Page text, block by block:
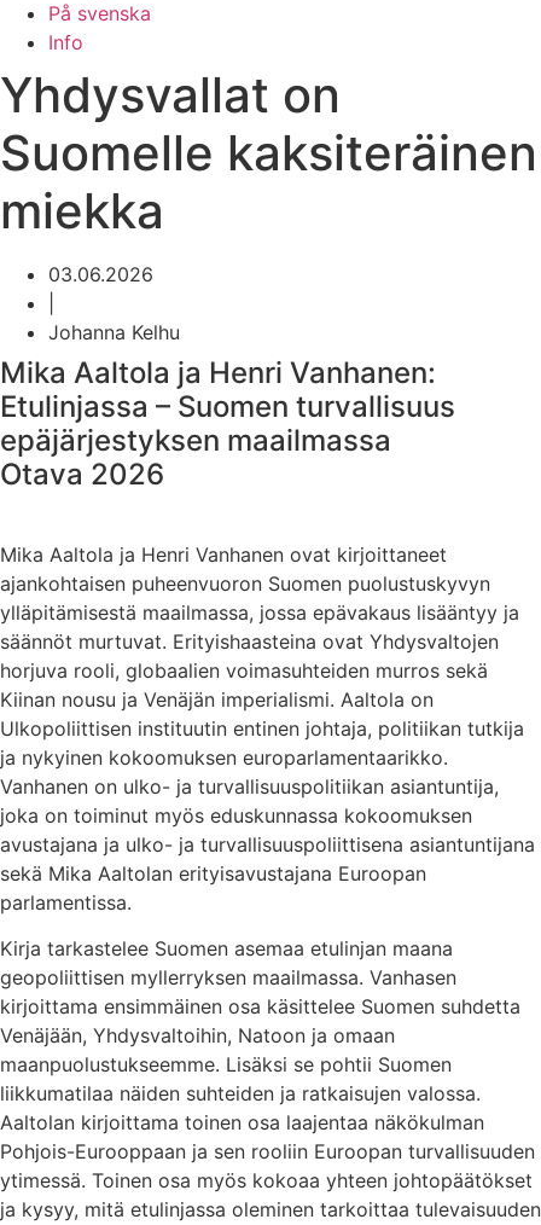
På svenska
Info
Yhdysvallat on
Suomelle kaksiteräinen
miekka
03.06.2026
Johanna Kelhu
Mika Aaltola ja Henri Vanhanen:
Etulinjassa – Suomen turvallisuus
epäjärjestyksen maailmassa
Otava 2026
Mika Aaltola ja Henri Vanhanen ovat kirjoittaneet
ajankohtaisen puheenvuoron Suomen puolustuskyvyn
ylläpitämisestä maailmassa, jossa epävakaus lisääntyy ja
säännöt murtuvat. Erityishaasteina ovat Yhdysvaltojen
horjuva rooli, globaalien voimasuhteiden murros sekä
Kiinan nousu ja Venäjän imperialismi. Aaltola on
Ulkopoliittisen instituutin entinen johtaja, politiikan tutkija
ja nykyinen kokoomuksen europarlamentaarikko.
Vanhanen on ulko- ja turvallisuuspolitiikan asiantuntija,
joka on toiminut myös eduskunnassa kokoomuksen
avustajana ja ulko- ja turvallisuuspoliittisena asiantuntijana
sekä Mika Aaltolan erityisavustajana Euroopan
parlamentissa.
Kirja tarkastelee Suomen asemaa etulinjan maana
geopoliittisen myllerryksen maailmassa. Vanhasen
kirjoittama ensimmäinen osa käsittelee Suomen suhdetta
Venäjään, Yhdysvaltoihin, Natoon ja omaan
maanpuolustukseemme. Lisäksi se pohtii Suomen
liikkumatilaa näiden suhteiden ja ratkaisujen valossa.
Aaltolan kirjoittama toinen osa laajentaa näkökulman
Pohjois-Eurooppaan ja sen rooliin Euroopan turvallisuuden
ytimessä. Toinen osa myös kokoaa yhteen johtopäätökset
ja kysyy, mitä etulinjassa oleminen tarkoittaa tulevaisuuden